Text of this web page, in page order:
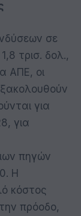
σε
τρισ. δολ.,
ΑΠΕ, οι
για
για
πηγών
Η
κόστος
πρόοδο,